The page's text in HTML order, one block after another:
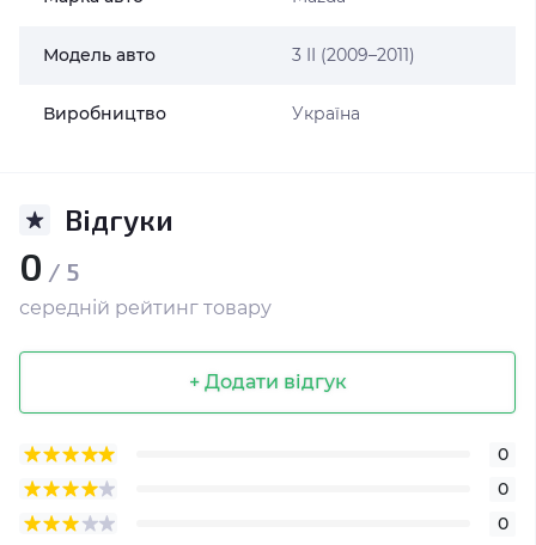
Модель авто 3 II (2009–2011)
Виробництво Україна
Відгуки
0 / 5
середній рейтинг товару
+ Додати відгук
0
0
0